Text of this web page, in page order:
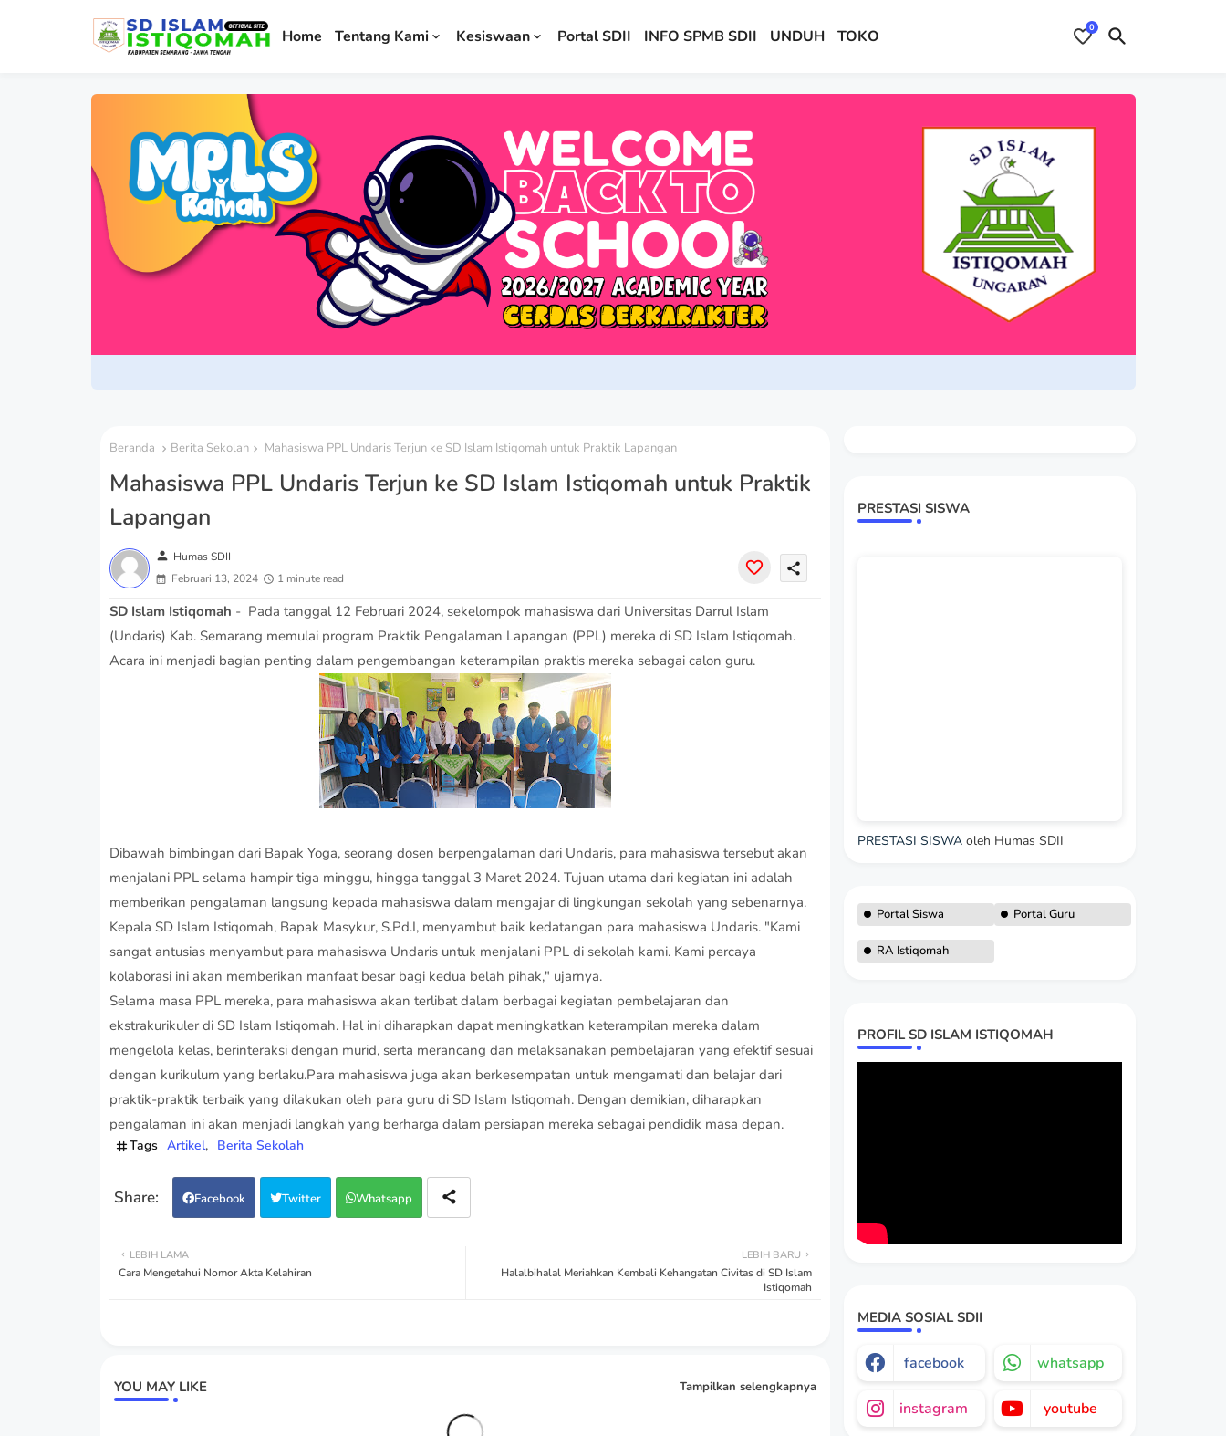
Home Tentang Kami Kesiswaan Portal SDII INFO SPMB SDII UNDUH TOKO 0
Beranda Berita Sekolah Mahasiswa PPL Undaris Terjun ke SD Islam Istiqomah untuk Praktik Lapangan
Mahasiswa PPL Undaris Terjun ke SD Islam Istiqomah untuk Praktik
Lapangan
person Humas SDII
Februari 13, 2024
1 minute read
share
SD Islam Istiqomah - Pada tanggal 12 Februari 2024, sekelompok mahasiswa dari Universitas Darrul Islam
(Undaris) Kab. Semarang memulai program Praktik Pengalaman Lapangan (PPL) mereka di SD Islam Istiqomah.
Acara ini menjadi bagian penting dalam pengembangan keterampilan praktis mereka sebagai calon guru.
Dibawah bimbingan dari Bapak Yoga, seorang dosen berpengalaman dari Undaris, para mahasiswa tersebut akan
menjalani PPL selama hampir tiga minggu, hingga tanggal 3 Maret 2024. Tujuan utama dari kegiatan ini adalah
memberikan pengalaman langsung kepada mahasiswa dalam mengajar di lingkungan sekolah yang sebenarnya.
Kepala SD Islam Istiqomah, Bapak Masykur, S.Pd.I, menyambut baik kedatangan para mahasiswa Undaris. "Kami
sangat antusias menyambut para mahasiswa Undaris untuk menjalani PPL di sekolah kami. Kami percaya
kolaborasi ini akan memberikan manfaat besar bagi kedua belah pihak," ujarnya.
Selama masa PPL mereka, para mahasiswa akan terlibat dalam berbagai kegiatan pembelajaran dan
ekstrakurikuler di SD Islam Istiqomah. Hal ini diharapkan dapat meningkatkan keterampilan mereka dalam
mengelola kelas, berinteraksi dengan murid, serta merancang dan melaksanakan pembelajaran yang efektif sesuai
dengan kurikulum yang berlaku.Para mahasiswa juga akan berkesempatan untuk mengamati dan belajar dari
praktik-praktik terbaik yang dilakukan oleh para guru di SD Islam Istiqomah. Dengan demikian, diharapkan
pengalaman ini akan menjadi langkah yang berharga dalam persiapan mereka sebagai pendidik masa depan.
Tags Artikel Berita Sekolah
Facebook Twitter Whatsapp
LEBIH BARU
Halalbihalal Meriahkan Kembali Kehangatan Civitas di SD Islam
Istiqomah
LEBIH LAMA
Cara Mengetahui Nomor Akta Kelahiran
YOU MAY LIKE Tampilkan selengkapnya
PRESTASI SISWA
PRESTASI SISWAoleh Humas SDII
Portal Siswa Portal Guru
RA Istiqomah
PROFIL SD ISLAM ISTIQOMAH
MEDIA SOSIAL SDII
facebook whatsapp
instagram youtube